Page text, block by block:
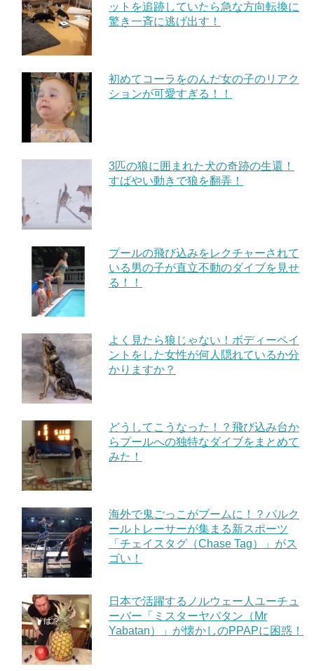
ットを追跡していたら急な方向転換に
驚き一斉に逃げ出す！
初めてコーラをのんだ女の子のリアク
ションが可愛すぎる！！
3匹の狼に囲まれた犬の奇跡の生還！
すばやい動きで狼を翻弄！
プールの飛び込みをレクチャーされて
いる男の子が直立不動のダイブを見せ
る！！
よく見たら狼じゃない！ボディーペイ
ントをした女性が何人隠れているか分
かりますか？
どうしてこうなった！？飛び込み台か
らプールへの独特なダイブをまとめて
みた！
海外で鬼ごっこがブームに！？パルク
ールトレーサーが集まる新スポーツ
「チェイスタグ（Chase Tag）」がス
ゴい！
日本で活躍するノルウェー人ユーチュ
ーバー「ミスターヤバタン（Mr
Yabatan）」が懐かしのPPAPに困惑！